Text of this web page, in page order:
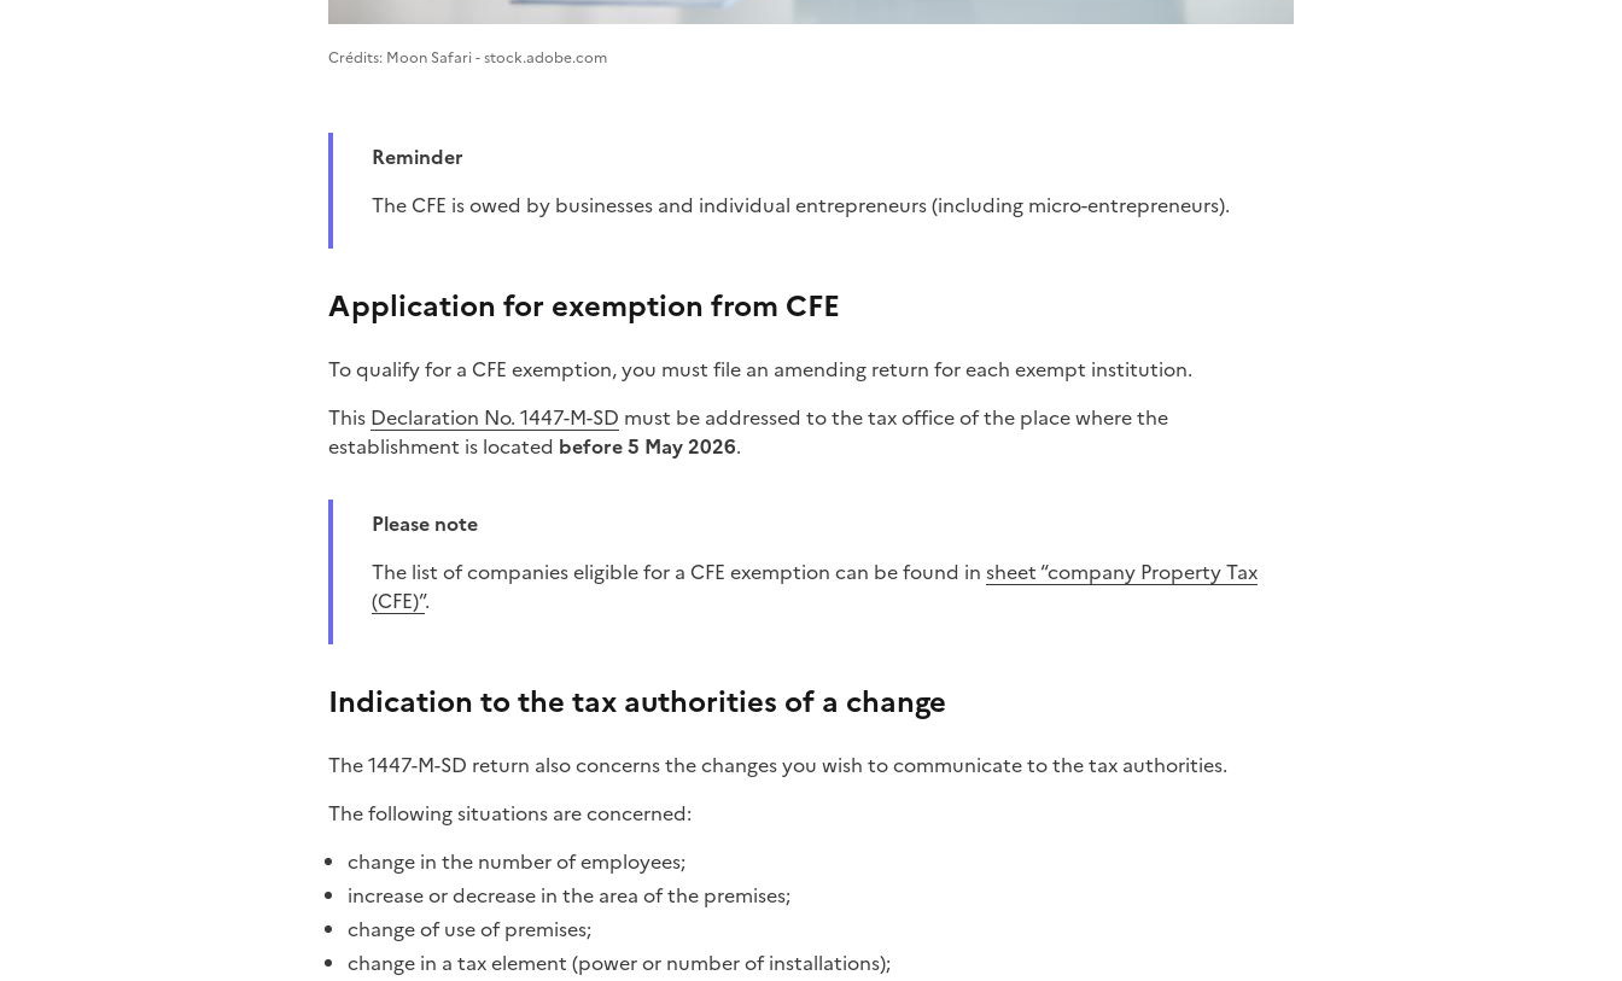
Image 1
Crédits: Moon Safari - stock.adobe.com
Reminder
The CFE is owed by businesses and individual entrepreneurs (including micro-entrepreneurs).
Application for exemption from CFE
To qualify for a CFE exemption, you must file an amending return for each exempt institution.
This Declaration No. 1447-M-SD must be addressed to the tax office of the place where the
establishment is located before 5 May 2026.
Please note
The list of companies eligible for a CFE exemption can be found in sheet “company Property Tax
(CFE)”.
Indication to the tax authorities of a change
The 1447-M-SD return also concerns the changes you wish to communicate to the tax authorities.
The following situations are concerned:
change in the number of employees;
increase or decrease in the area of the premises;
change of use of premises;
change in a tax element (power or number of installations);